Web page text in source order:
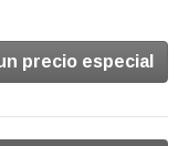
precio especial